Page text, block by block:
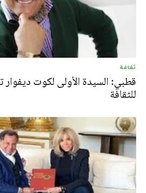
ثقافة
قطبي: السيدة الأولى لكوت ديفوار
للثقافة